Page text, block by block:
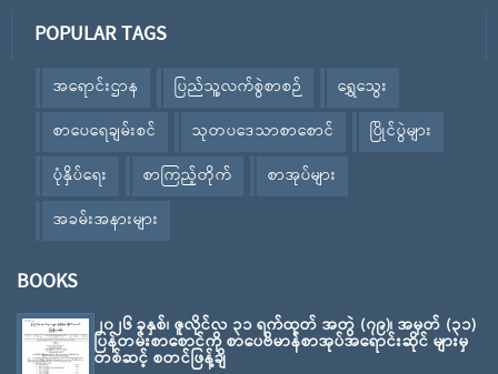
POPULAR TAGS
အရောင်းဌာန ပြည်သူ့လက်စွဲစာစဉ်
ရွှေသွေး
စာပေရေချမ်းစင်
သုတပဒေသာစာစောင်
ပြိုင်ပွဲများ
ပုံနှိပ်ရေး
စာကြည့်တိုက်
စာအုပ်များ
အခမ်းအနားများ
BOOKS
၂၀၂၆ ခုနှစ်၊ ဇူလိုင်လ ၃၁ ရက်ထုတ် အတွဲ (၇၉)၊ အမှတ် (၃၁)
ပြန်တမ်းစာစောင်ကို စာပေဗိမာန်စာအုပ်အရောင်းဆိုင် များမှ
တစ်ဆင့် စတင်ဖြန့်ချိ